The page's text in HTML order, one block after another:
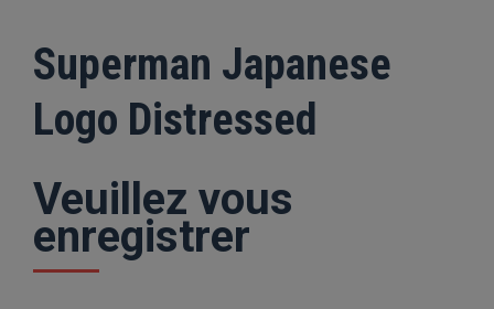
Superman Japanese
Logo Distressed
Veuillez vous
enregistrer